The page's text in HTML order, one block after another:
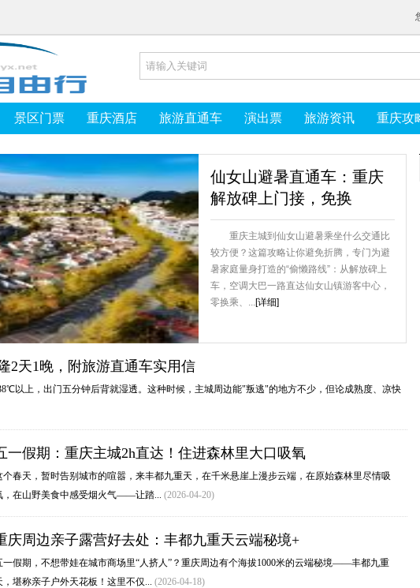
景区门票 重庆酒店 旅游直通车 演出票 旅游资讯 重庆攻
仙女山避暑直通车：重庆
解放碑上门接，免换
重庆主城到仙女山避暑乘坐什么交通比
较方便？这篇攻略让你避免折腾，专门为避
暑家庭量身打造的“偷懒路线”：从解放碑上
车，空调大巴一路直达仙女山镇游客中心，
零换乘、...[详细]
2天1晚，附旅游直通车实用信
以上，出门五分钟后背就湿透。这种时候，主城周边能"叛逃"的地方不少，但论成熟度、凉快
一假期：重庆主城2h直达！住进森林里大口吸氧
个春天，暂时告别城市的喧嚣，来丰都九重天，在千米悬崖上漫步云端，在原始森林里尽情吸
，在山野美食中感受烟火气——让踏... (2026-04-20)
庆周边亲子露营好去处：丰都九重天云端秘境+
一假期，不想带娃在城市商场里“人挤人”？重庆周边有个海拔1000米的云端秘境——丰都九重
，堪称亲子户外天花板！这里不仅... (2026-04-18)